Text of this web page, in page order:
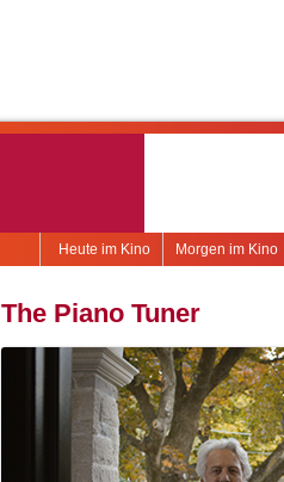
Morgen im Kino
Heute im Kino
The Piano Tuner